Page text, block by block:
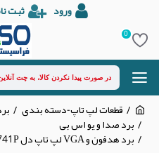
ورود ثبت
0
قطعات لپ تاپ-دسته بندی
برد صدا و یو اس بی
برد هدفون و VGA لپ تاپ دل Latitude E6430_LS-7741P